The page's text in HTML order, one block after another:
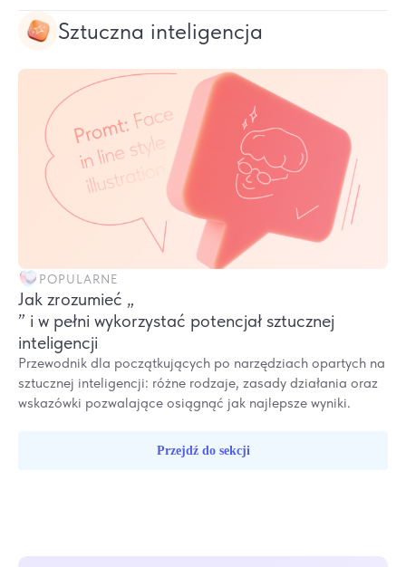
Sztuczna inteligencja
POPULARNE
Jak zrozumieć „
” i w pełni wykorzystać potencjał sztucznej
inteligencji
Przewodnik dla początkujących po narzędziach opartych na
sztucznej inteligencji: różne rodzaje, zasady działania oraz
wskazówki pozwalające osiągnąć jak najlepsze wyniki.
Przejdź do sekcji